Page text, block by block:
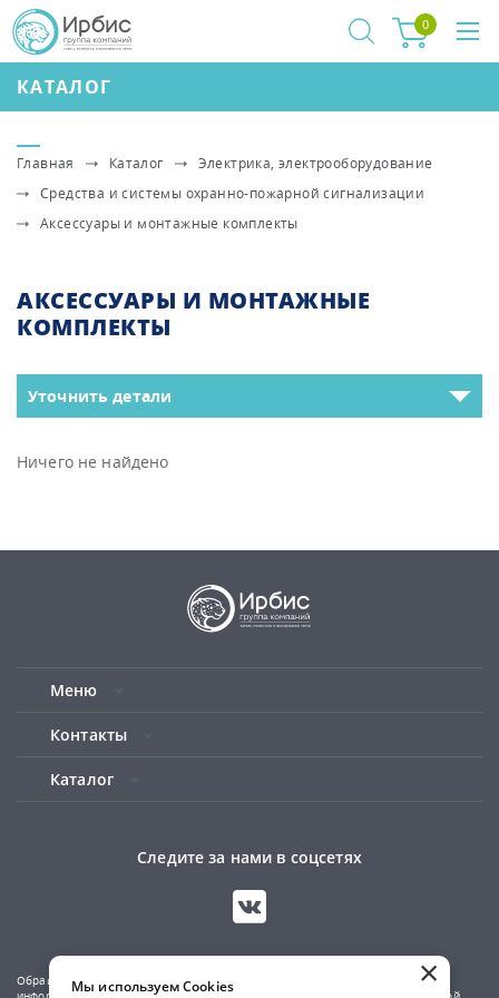
КАТАЛОГ
0
Главная Каталог
Электрика, электрооборудование
Средства и системы охранно-пожарной сигнализации
Аксессуары и монтажные комплекты
Уточнить детали
АКСЕССУАРЫ И МОНТАЖНЫЕ
КОМПЛЕКТЫ
Ничего не найдено
Меню
Контакты
Каталог
Следите за нами в соцсетях
Обращаем ваше внимание на то, что данный сайт носит исключительно
×
Мы используем Cookies